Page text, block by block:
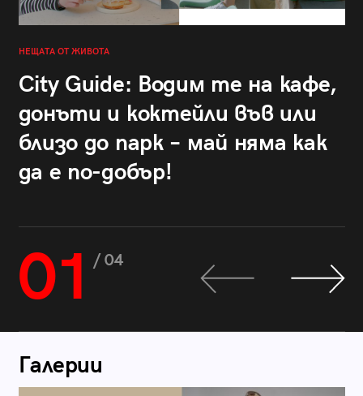
НЕЩАТА ОТ ЖИВОТА
City Guide: Водим те на кафе,
донъти и коктейли във или
близо до парк – май няма как
да е по-добър!
01 / 04
Галерии